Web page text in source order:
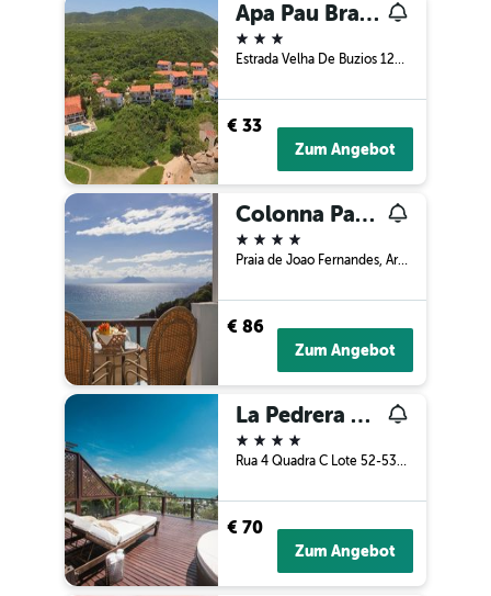
Apa Pau Brasil
3 Sterne
Estrada Velha De Buzios 12300, Armação dos Búzios, Brasilien
€ 33
Zum Angebot
Colonna Park Hotel
4 Sterne
Praia de Joao Fernandes, Armação dos Búzios, Brasilien
€ 86
Zum Angebot
La Pedrera Small Hotel And Spa
4 Sterne
Rua 4 Quadra C Lote 52-53, Armação dos Búzios, Brasilien
€ 70
Zum Angebot